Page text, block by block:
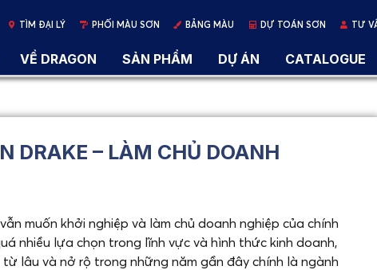
TÌM ĐẠI LÝ PHỐI MÀU SƠN BẢNG MÀU DỰ TOÁN SƠN TƯ
VỀ DRAGON SẢN PHẨM DỰ ÁN CATALOGUE
DRAKE – LÀM CHỦ DOANH
muốn khởi nghiệp và làm chủ doanh nghiệp của chính
nhiều lựa chọn trong lĩnh vực và hình thức kinh doanh,
lâu và nở rộ trong những năm gần đây chính là ngành